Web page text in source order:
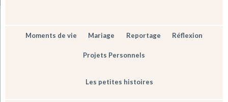
Moments de vie Mariage Reportage Réflexion
Projets Personnels
Les petites histoires